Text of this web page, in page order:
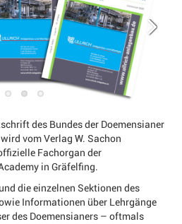
des Bundes der Doemensianer
vom Verlag W. Sachon
Fachorgan der
in Gräfelfing.
die einzelnen Sektionen des
Informationen über Lehrgänge
des Doemensianers – oftmals